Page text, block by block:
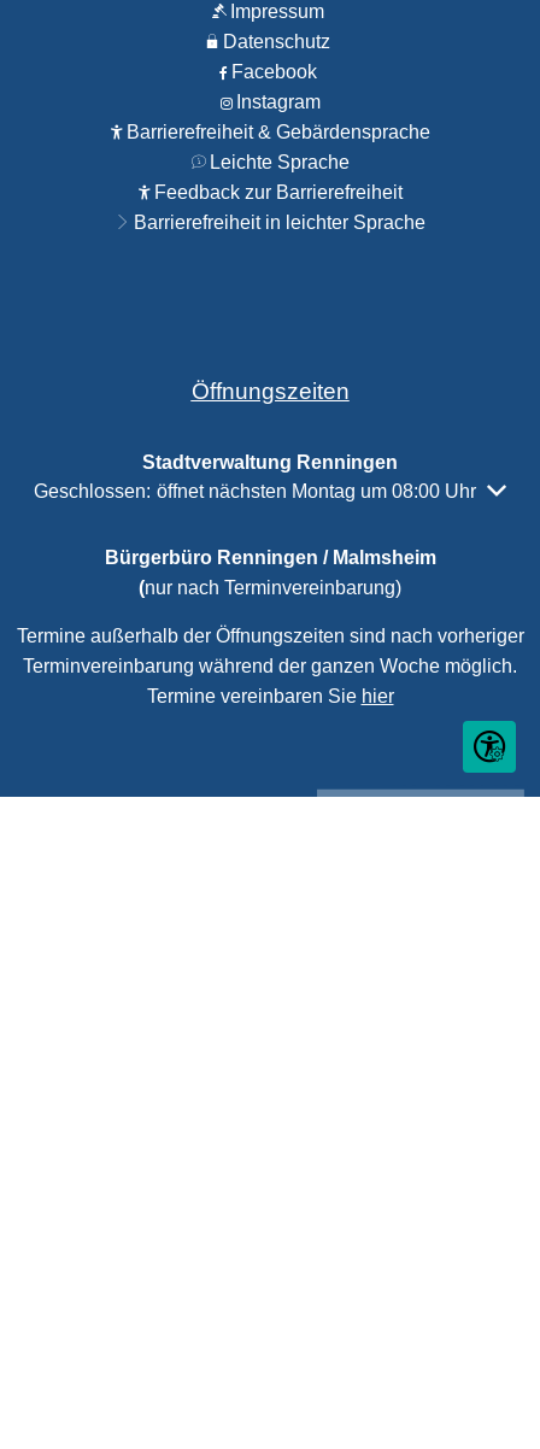
Impressum
Datenschutz
Facebook
Instagram
Barrierefreiheit & Gebärdensprache
Leichte Sprache
Feedback zur Barrierefreiheit
Barrierefreiheit in leichter Sprache
Öffnungszeiten
Stadtverwaltung Renningen
Klicken, um weitere Öffnungs- oder Schließzeiten
Geschlossen: öffnet nächsten Montag um 08:00 Uhr
Bürgerbüro Renningen / Malmsheim
(nur nach Terminvereinbarung)
Termine außerhalb der Öffnungszeiten sind nach vorheriger
Terminvereinbarung während der ganzen Woche möglich.
Termine vereinbaren Sie hier
Seite